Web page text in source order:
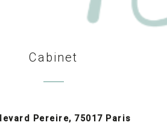
Cabinet
Pereire, 75017 Paris